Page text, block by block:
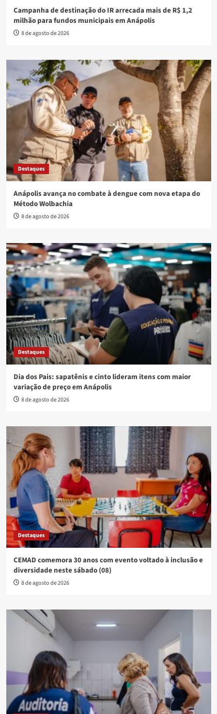
Campanha de destinação do IR arrecada mais de R$ 1,2
milhão para fundos municipais em Anápolis
8 de agosto de 2026
Destaques
Anápolis avança no combate à dengue com nova etapa do
Método Wolbachia
8 de agosto de 2026
Destaques
Dia dos Pais: sapatênis e cinto lideram itens com maior
variação de preço em Anápolis
8 de agosto de 2026
Destaques
CEMAD comemora 30 anos com evento voltado à inclusão e
diversidade neste sábado (08)
8 de agosto de 2026